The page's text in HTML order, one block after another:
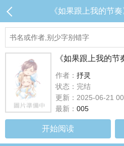
《如果跟上我的节
《如果跟上我的节
作者： 抒灵
状态：完结
更新：2025-06-21
最新： 005
开始阅读